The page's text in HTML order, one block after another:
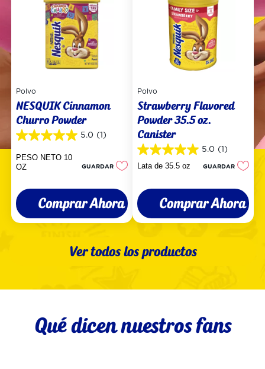
Polvo
NESQUIK Cinnamon
Churro Powder
5.0 (1)
5.0
5
estrellas.
reseña
PESO NETO 10
OZ
GUARDAR
Comprar Ahora
Polvo
Strawberry Flavored
Powder 35.5 oz.
Canister
5.0 (1)
5.0
de
1
reseña
Lata de 35.5 oz GUARDAR
Comprar Ahora
Ver todos los productos
Qué dicen nuestros fans